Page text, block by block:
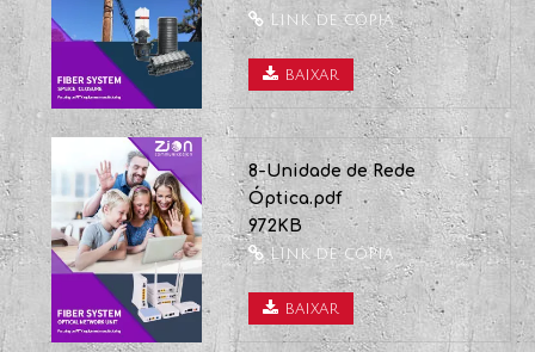
904KB
Link de cópia
baixar
7-Fibra Óptica
Invólucro.pdf
1189KB
Link de cópia
baixar